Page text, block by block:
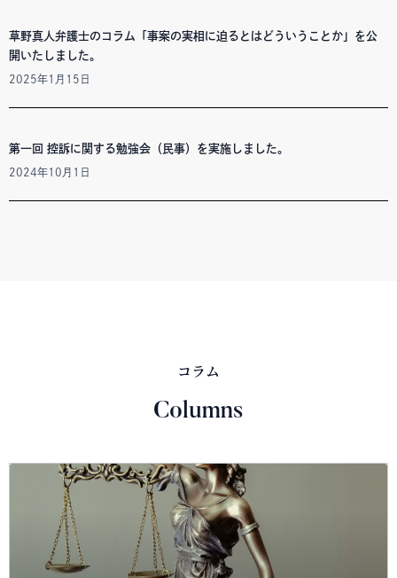
草野真人弁護士のコラム「事案の実相に迫るとはどういうことか」を公
開いたしました。
2025年1月15日
第一回 控訴に関する勉強会（民事）を実施しました。
2024年10月1日
コラム
Columns